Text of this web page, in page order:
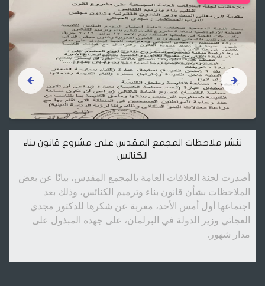
ننشر ملاحظات المجمع المقدس على مشروع قانون بناء
الكنائس
أصدرت لجنة العلاقات العامة بالمجمع المقدس، بيانًا عن بعض
الملاحظات بشأن قانون بناء وترميم الكنائس، وذلك بعد
اجتماعها أول أمس الأحد، معربة عن شكرها للدكتور مجدي
العجاتي وزير الدولة في البرلمان، على جهده المبذول على
مدار شهور.